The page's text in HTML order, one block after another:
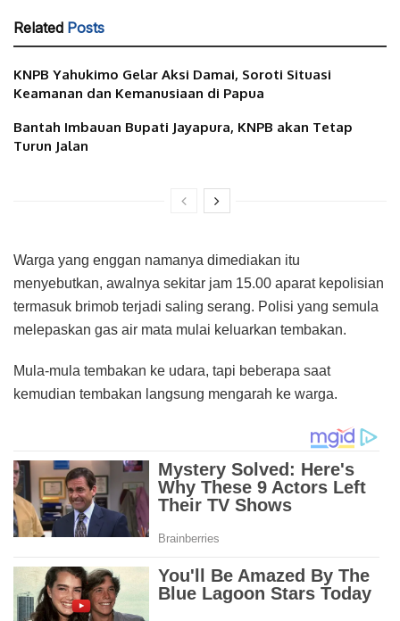
Related Posts
KNPB Yahukimo Gelar Aksi Damai, Soroti Situasi
Keamanan dan Kemanusiaan di Papua
Bantah Imbauan Bupati Jayapura, KNPB akan Tetap
Turun Jalan
Warga yang enggan namanya dimediakan itu
menyebutkan, awalnya sekitar jam 15.00 aparat kepolisian
termasuk brimob terjadi saling serang. Polisi yang semula
melepaskan gas air mata mulai keluarkan tembakan.
Mula-mula tembakan ke udara, tapi beberapa saat
kemudian tembakan langsung mengarah ke warga.